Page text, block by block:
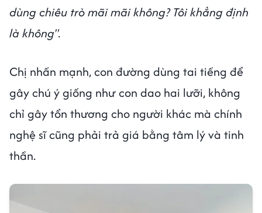
dùng chiêu trò mãi mãi không? Tôi khẳng định
là không".
Chị nhấn mạnh, con đường dùng tai tiếng để
gây chú ý giống như con dao hai lưỡi, không
chỉ gây tổn thương cho người khác mà chính
nghệ sĩ cũng phải trả giá bằng tâm lý và tinh
thần.